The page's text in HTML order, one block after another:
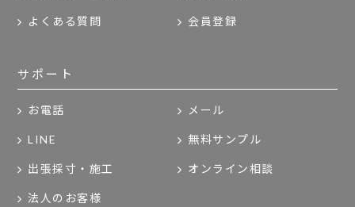
よくある質問 会員登録
サポート
お電話 メール
LINE 無料サンプル
出張採寸・施工 オンライン相談
法人のお客様